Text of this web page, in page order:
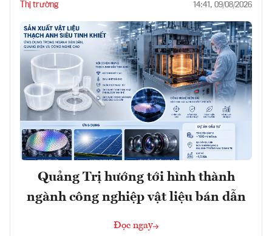
Thị trường 14:41, 09/08/2026
Quảng Trị hướng tới hình thành
ngành công nghiệp vật liệu bán dẫn
Đọc ngay